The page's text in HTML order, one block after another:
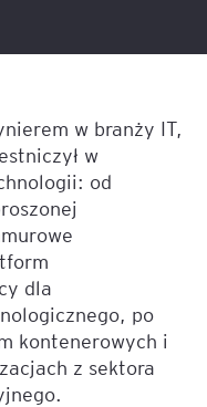
w branży IT,
w
od
dla
po
kontenerowych i
z sektora